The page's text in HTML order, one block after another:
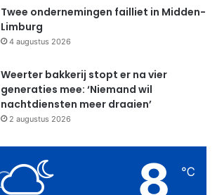
Twee ondernemingen failliet in Midden-
Limburg
4 augustus 2026
Weerter bakkerij stopt er na vier
generaties mee: ‘Niemand wil
nachtdiensten meer draaien’
2 augustus 2026
8 ℃